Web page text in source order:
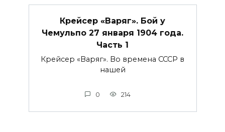
Крейсер «Варяг». Бой у
Чемульпо 27 января 1904 года.
Часть 1
Крейсер «Варяг». Во времена СССР в
нашей
0 214